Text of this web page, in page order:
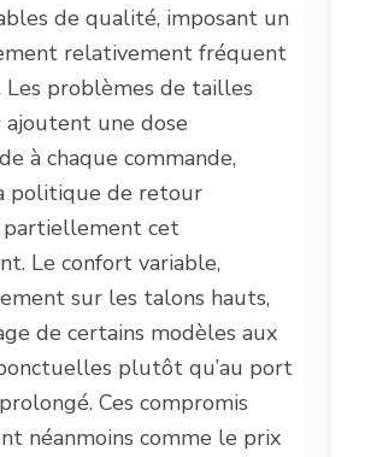
de qualité, imposant un
relativement fréquent
Les problèmes de tailles
une dose
à chaque commande,
politique de retour
partiellement cet
Le confort variable,
sur les talons hauts,
de certains modèles aux
plutôt qu’au port
Ces compromis
néanmoins comme le prix